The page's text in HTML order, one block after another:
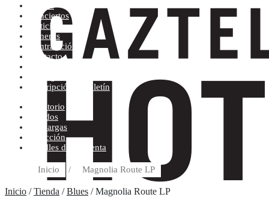
Tienda
Conciertos
Noticias
Géneros
Contratación
Contacto
Suscripción al boletín
Escritorio
Pedidos
Descargas
Dirección
Detalles de la cuenta
Inicio / Magnolia Route LP
Inicio /Tienda /Blues / Magnolia Route LP